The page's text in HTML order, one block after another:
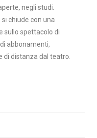
negli studi.
si chiude con una
sullo spettacolo di
abbonamenti,
di distanza dal teatro.